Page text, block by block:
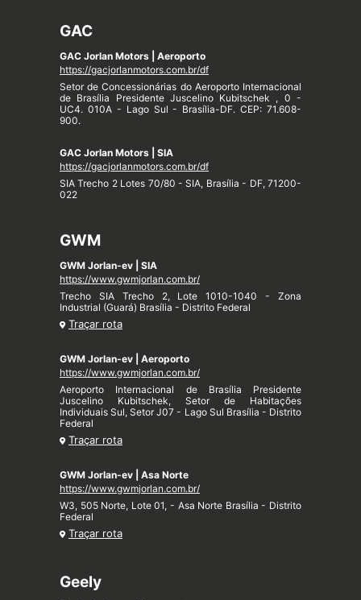
GAC
GAC Jorlan Motors | Aeroporto
https://gacjorlanmotors.com.br/df
Setor de Concessionárias do Aeroporto Internacional
de Brasília Presidente Juscelino Kubitschek , 0 -
UC4. 010A - Lago Sul - Brasília-DF. CEP: 71.608-
900.
GAC Jorlan Motors | SIA
https://gacjorlanmotors.com.br/df
SIA Trecho 2 Lotes 70/80 - SIA, Brasília - DF, 71200-
022
GWM
GWM Jorlan-ev | SIA
https://www.gwmjorlan.com.br/
Trecho SIA Trecho 2, Lote 1010-1040 - Zona
Industrial (Guará) Brasília - Distrito Federal
Traçar rota
GWM Jorlan-ev | Aeroporto
https://www.gwmjorlan.com.br/
Aeroporto Internacional de Brasília Presidente
Juscelino Kubitschek, Setor de Habitações
Individuais Sul, Setor J07 - Lago Sul Brasília - Distrito
Federal
Traçar rota
GWM Jorlan-ev | Asa Norte
https://www.gwmjorlan.com.br/
W3, 505 Norte, Lote 01, - Asa Norte Brasília - Distrito
Federal
Traçar rota
Geely